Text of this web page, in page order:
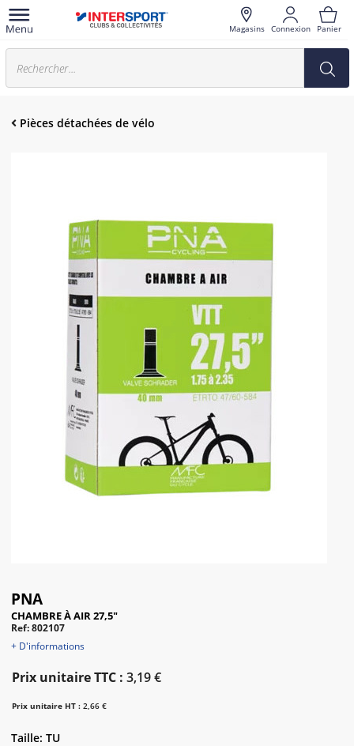
Magasins Connexion Panier
Pièces détachées de vélo
PNA
CHAMBRE À AIR 27,5"
Ref: 802107
+ D'informations
Prix unitaire TTC : 3,19 €
Prix unitaire HT : 2,66 €
Taille: TU